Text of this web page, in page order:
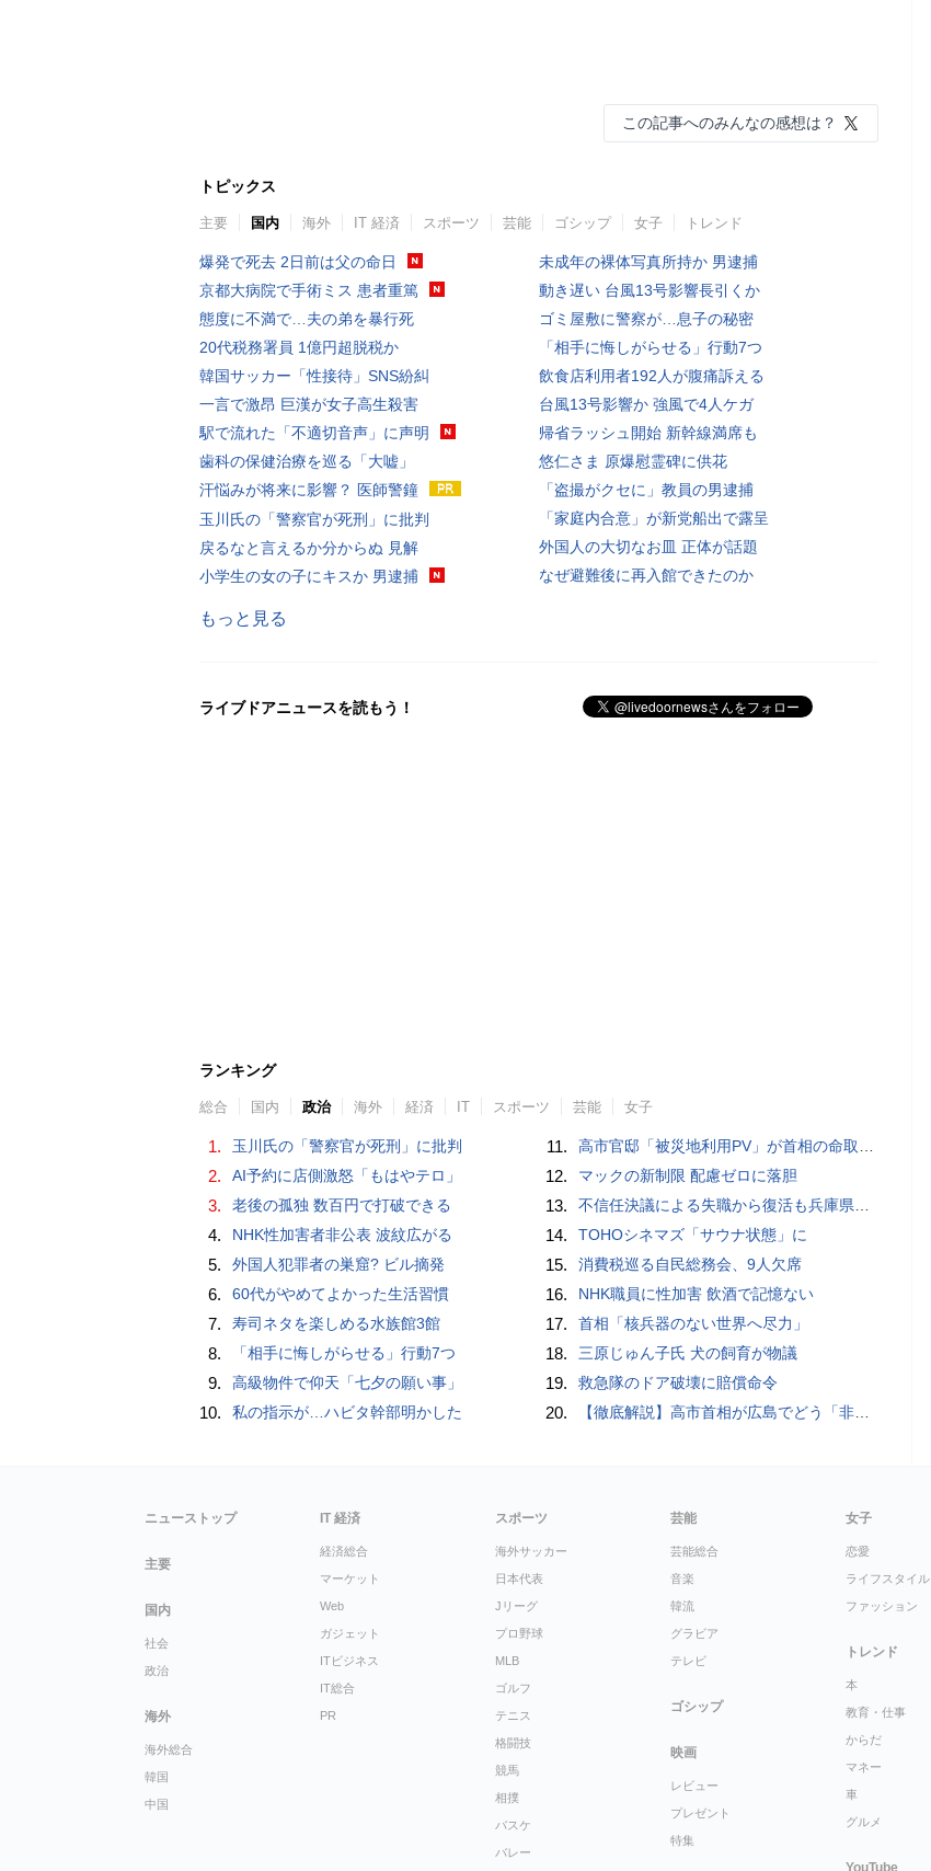
この記事へのみんなの感想は？
トピックス
主要 国内 海外 IT 経済 スポーツ 芸能 ゴシップ 女子 トレンド
爆発で死去 2日前は父の命日
京都大病院で手術ミス 患者重篤
態度に不満で…夫の弟を暴行死
20代税務署員 1億円超脱税か
韓国サッカー「性接待」SNS紛糾
一言で激昂 巨漢が女子高生殺害
駅で流れた「不適切音声」に声明
歯科の保健治療を巡る「大嘘」
汗悩みが将来に影響？ 医師警鐘
玉川氏の「警察官が死刑」に批判
戻るなと言えるか分からぬ 見解
小学生の女の子にキスか 男逮捕
未成年の裸体写真所持か 男逮捕
動き遅い 台風13号影響長引くか
ゴミ屋敷に警察が…息子の秘密
「相手に悔しがらせる」行動7つ
飲食店利用者192人が腹痛訴える
台風13号影響か 強風で4人ケガ
帰省ラッシュ開始 新幹線満席も
悠仁さま 原爆慰霊碑に供花
「盗撮がクセに」教員の男逮捕
「家庭内合意」が新党船出で露呈
外国人の大切なお皿 正体が話題
なぜ避難後に再入館できたのか
もっと見る
ライブドアニュースを読もう！
ランキング
総合 国内 政治 海外 経済 IT スポーツ 芸能 女子
1. 玉川氏の「警察官が死刑」に批判
2. AI予約に店側激怒「もはやテロ」
3. 老後の孤独 数百円で打破できる
4. NHK性加害者非公表 波紋広がる
5. 外国人犯罪者の巣窟? ビル摘発
6. 60代がやめてよかった生活習慣
7. 寿司ネタを楽しめる水族館3館
8. 「相手に悔しがらせる」行動7つ
9. 高級物件で仰天「七夕の願い事」
10. 私の指示が…ハビタ幹部明かした
11. 高市官邸「被災地利用PV」が首相の命取りに？ 安倍元首相“コロナおこもり動画”の二の舞を自民党が危惧
12. マックの新制限 配慮ゼロに落胆
13. 不信任決議による失職から復活も兵庫県・斉藤知事への批判が再燃中！
14. TOHOシネマズ「サウナ状態」に
15. 消費税巡る自民総務会、9人欠席
16. NHK職員に性加害 飲酒で記憶ない
17. 首相「核兵器のない世界へ尽力」
18. 三原じゅん子氏 犬の飼育が物議
19. 救急隊のドア破壊に賠償命令
20. 【徹底解説】高市首相が広島でどう「非核三原則」言及？現状にとどめ将来は明言せず 著書では「邪魔になる」と主張
ニューストップ
主要
国内
社会
政治
海外
海外総合
韓国
中国
IT 経済
経済総合
マーケット
Web
ガジェット
ITビジネス
IT総合
PR
スポーツ
海外サッカー
日本代表
Jリーグ
プロ野球
MLB
ゴルフ
テニス
格闘技
競馬
相撲
バスケ
バレー
芸能
芸能総合
音楽
韓流
グラビア
テレビ
ゴシップ
映画
レビュー
プレゼント
特集
女子
恋愛
ライフスタイル
ファッション
トレンド
本
教育・仕事
からだ
マネー
車
グルメ
YouTube